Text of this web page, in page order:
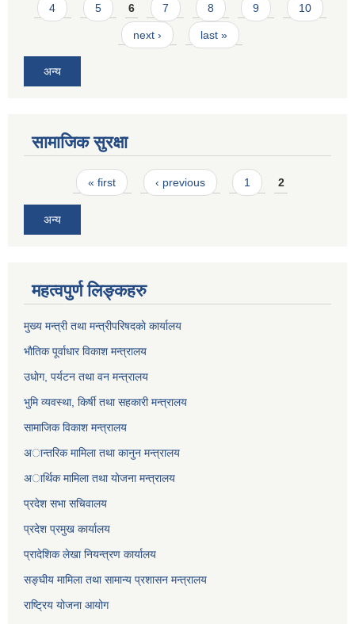
4 5 6 7 8 9 10
next › last »
अन्य
सामाजिक सुरक्षा
Pages« first ‹ previous 1 2
अन्य
महत्वपुर्ण लिङ्कहरु
मुख्य मन्त्री तथा मन्त्रीपरिषदकाे कार्यालय
भाैतिक पूर्वाधार विकाश मन्त्रालय
उधाेग, पर्यटन तथा वन मन्त्रालय
भुमि व्यवस्था, किर्षी तथा सहकारी मन्त्रालय
सामाजिक विकाश मन्त्रालय
अान्तरिक मामिला तथा कानुन मन्त्रालय
अार्थिक मामिला तथा याेजना मन्त्रालय
प्रदेश सभा सचिवालय
प्रदेश प्रमुख कार्यालय
प्रादेशिक लेखा नियन्त्रण कार्यालय
सङ्‍घीय मामिला तथा सामान्य प्रशासन मन्त्रालय
राष्ट्रिय योजना आयोग